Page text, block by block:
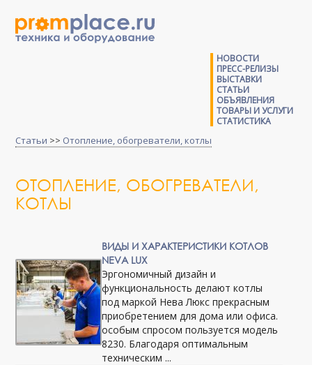
НОВОСТИ
ПРЕСС-РЕЛИЗЫ
ВЫСТАВКИ
СТАТЬИ
ОБЪЯВЛЕНИЯ
ТОВАРЫ И УСЛУГИ
СТАТИСТИКА
Статьи >> Отопление, обогреватели, котлы
ОТОПЛЕНИЕ, ОБОГРЕВАТЕЛИ,
КОТЛЫ
ВИДЫ И ХАРАКТЕРИСТИКИ КОТЛОВ
NEVA LUX
Эргономичный дизайн и
функциональность делают котлы
под маркой Нева Люкс прекрасным
приобретением для дома или офиса.
особым спросом пользуется модель
8230. Благодаря оптимальным
техническим ...